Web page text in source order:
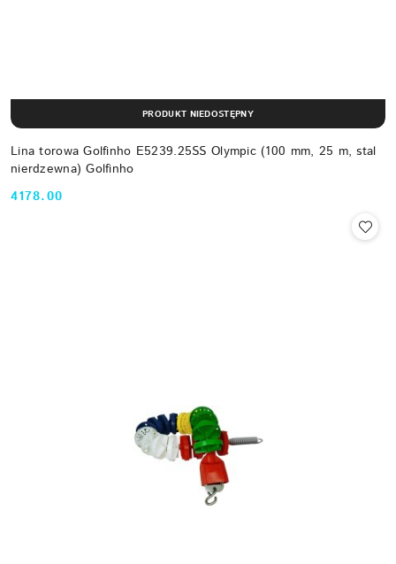
Lina torowa Golfinho E5239.25SS Olympic (100 mm, 25 m, stal
nierdzewna) Golfinho
Cena:
4178.00
PRODUKT NIEDOSTĘPNY